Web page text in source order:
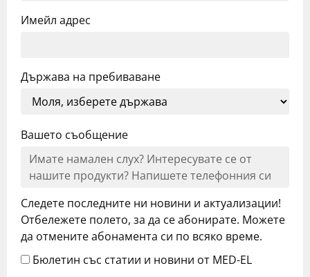
Имейл адрес
Държава на пребиваване
Вашето съобщение
Следете последните ни новини и актуализации!
Отбележете полето, за да се абонирате. Можете
да отмените абонамента си по всяко време.
Бюлетин със статии и новини от MED-EL